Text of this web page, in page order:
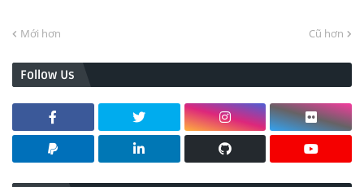
Mới hơn Cũ hơn
Follow Us